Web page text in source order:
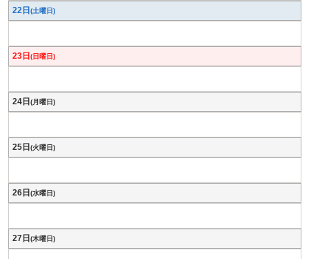
22日 (土曜日)
23日 (日曜日)
24日 (月曜日)
25日 (火曜日)
26日 (水曜日)
27日 (木曜日)